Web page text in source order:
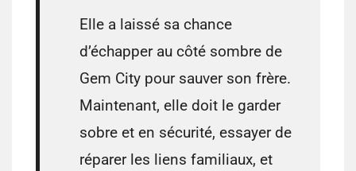
Elle a laissé sa chance
d’échapper au côté sombre de
Gem City pour sauver son frère.
Maintenant, elle doit le garder
sobre et en sécurité, essayer de
réparer les liens familiaux, et